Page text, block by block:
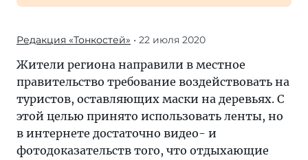
Редакция «Тонкостей» • 22 июля 2020
Жители региона направили в местное
правительство требование воздействовать на
туристов, оставляющих маски на деревьях. С
этой целью принято использовать ленты, но
в интернете достаточно видео- и
фотодоказательств того, что отдыхающие